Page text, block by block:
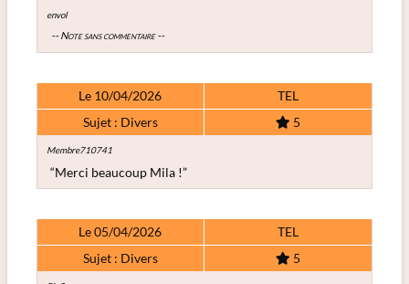
envol
-- Note sans commentaire --
Le 10/04/2026
TEL
Sujet : Divers
5
Membre710741
“Merci beaucoup Mila !”
Le 05/04/2026
TEL
Sujet : Divers
5